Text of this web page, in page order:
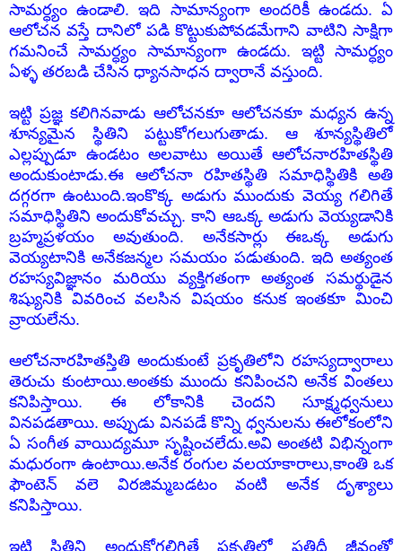
సామర్ధ్యం ఉండాలి. ఇది సామాన్యంగా అందరికీ ఉండదు. ఏ
ఆలోచన వస్తే దానిలో పడి కొట్టుకుపోవడమేగాని వాటిని సాక్షిగా
గమనించే సామర్ధ్యం సామాన్యంగా ఉండదు. ఇట్టి సామర్ధ్యం
ఏళ్ళ తరబడి చేసిన ధ్యానసాధన ద్వారానే వస్తుంది.
ఇట్టి ప్రజ్ఞ కలిగినవాడు ఆలోచనకూ ఆలోచనకూ మధ్యన ఉన్న
శూన్యమైన స్థితిని పట్టుకోగలుగుతాడు. ఆ శూన్యస్థితిలో
ఎల్లప్పుడూ ఉండటం అలవాటు అయితే ఆలోచనారహితస్థితి
అందుకుంటాడు.ఈ ఆలోచనా రహితస్థితి సమాధిస్థితికి అతి
దగ్గరగా ఉంటుంది.ఇంకొక్క అడుగు ముందుకు వెయ్య గలిగితే
సమాధిస్థితిని అందుకోవచ్చు. కాని ఆఒక్క అడుగు వెయ్యడానికి
బ్రహ్మప్రళయం అవుతుంది. అనేకసార్లు ఈఒక్క అడుగు
వెయ్యటానికి అనేకజన్మల సమయం పడుతుంది. ఇది అత్యంత
రహస్యవిజ్ఞానం మరియు వ్యక్తిగతంగా అత్యంత సమర్థుడైన
శిష్యునికి వివరించ వలసిన విషయం కనుక ఇంతకూ మించి
వ్రాయలేను.
ఆలోచనారహితస్తితి అందుకుంటే ప్రకృతిలోని రహస్యద్వారాలు
తెరుచు కుంటాయి.అంతకు ముందు కనిపించని అనేక వింతలు
కనిపిస్తాయి. ఈ లోకానికి చెందని సూక్ష్మధ్వనులు
వినపడతాయి. అప్పుడు వినపడే కొన్ని ధ్వనులను ఈలోకంలోని
ఏ సంగీత వాయిద్యమూ సృష్టించలేదు.అవి అంతటి విభిన్నంగా
మధురంగా ఉంటాయి.అనేక రంగుల వలయాకారాలు,కాంతి ఒక
ఫౌంటెన్ వలె విరజిమ్మబడటం వంటి అనేక దృశ్యాలు
కనిపిస్తాయి.
ఇట్టి స్తితిని అందుకోగలిగితే ప్రకృతిలో ప్రతిదీ జీవంతో